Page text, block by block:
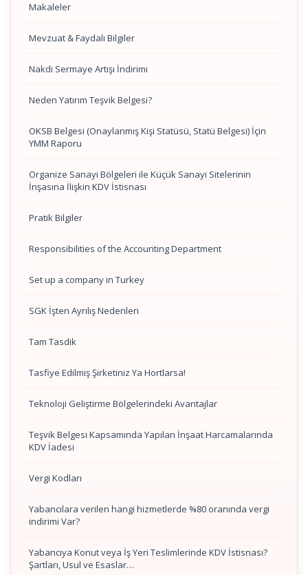
Makaleler
Mevzuat & Faydalı Bilgiler
Nakdi Sermaye Artışı İndirimi
Neden Yatırım Teşvik Belgesi?
OKSB Belgesi (Onaylanmış Kişi Statüsü, Statü Belgesi) İçin
YMM Raporu
Organize Sanayi Bölgeleri ile Küçük Sanayi Sitelerinin
İnşasına İlişkin KDV İstisnası
Pratik Bilgiler
Responsibilities of the Accounting Department
Set up a company in Turkey
SGK İşten Ayrılış Nedenleri
Tam Tasdik
Tasfiye Edilmiş Şirketiniz Ya Hortlarsa!
Teknoloji Geliştirme Bölgelerindeki Avantajlar
Teşvik Belgesi Kapsamında Yapılan İnşaat Harcamalarında
KDV İadesi
Vergi Kodları
Yabancılara verilen hangi hizmetlerde %80 oranında vergi
indirimi Var?
Yabancıya Konut veya İş Yeri Teslimlerinde KDV İstisnası?
Şartları, Usul ve Esaslar…